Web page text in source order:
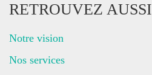
RETROUVEZ AUSSI
Notre vision
Nos services